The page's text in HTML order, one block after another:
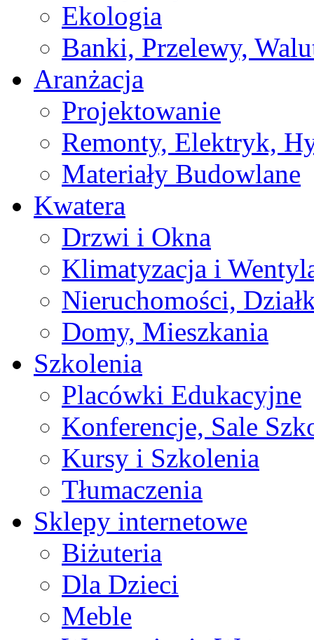
Ekologia
Banki, Przelewy,
Aranżacja
Projektowanie
Remonty, Elektryk,
Materiały Budowlane
Kwatera
Drzwi i Okna
Klimatyzacja i
Nieruchomości,
Domy, Mieszkania
Szkolenia
Placówki Edukacyjne
Konferencje, Sale
Kursy i Szkolenia
Tłumaczenia
Sklepy internetowe
Biżuteria
Dla Dzieci
Meble